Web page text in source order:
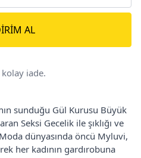
AL
iade.
sunduğu Gül Kurusu Büyük
Seksi Gecelik ile şıklığı ve
dünyasında öncü Myluvi,
her kadının gardırobuna